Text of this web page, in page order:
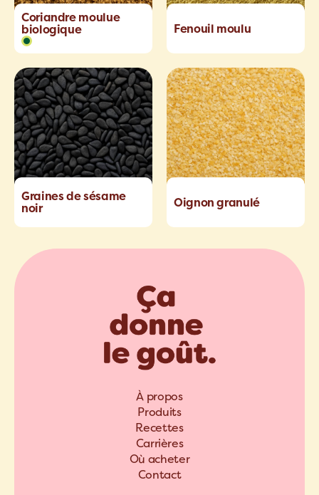
Coriandre moulue
biologique
Fenouil moulu
Graines de sésame
noir
Oignon granulé
À propos
Produits
Recettes
Carrières
Où acheter
Contact